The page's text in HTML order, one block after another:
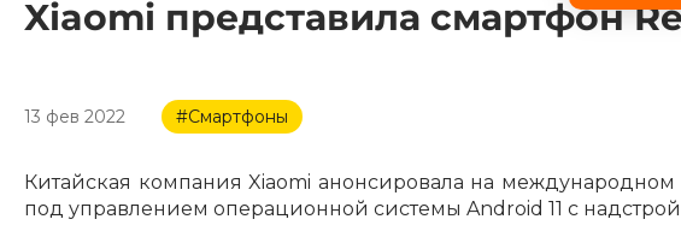
Для клиентов всех
График
Xiaomi представила смартфон
13 фев 2022 #Смартфоны
Китайская компания Xiaomi анонсировала на
под управлением операционной системы Android 11 с